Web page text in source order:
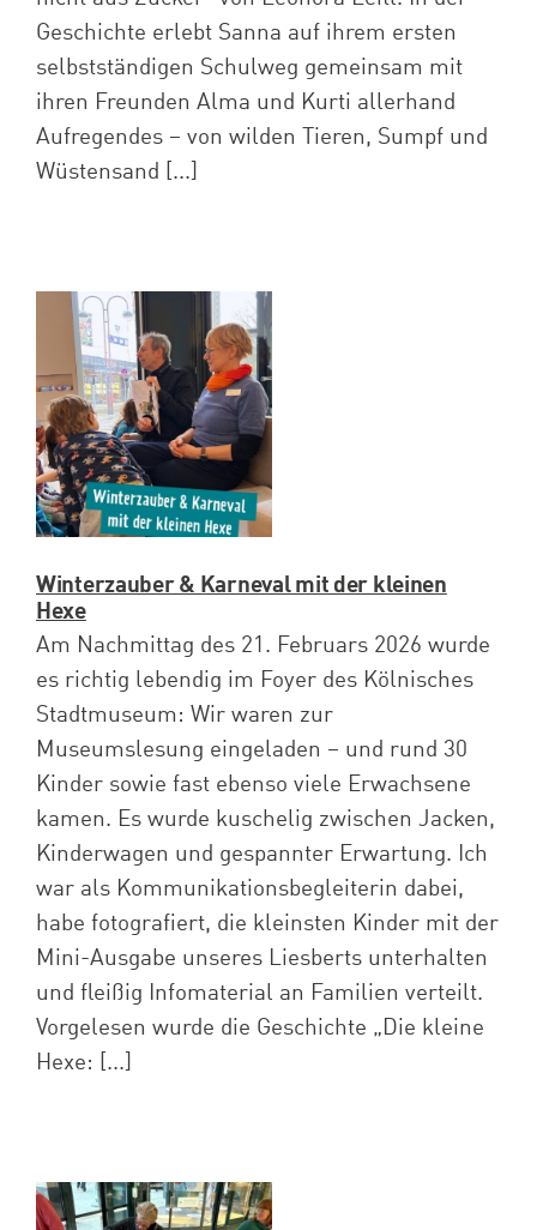
Geschichte erlebt Sanna auf ihrem ersten
selbstständigen Schulweg gemeinsam mit
ihren Freunden Alma und Kurti allerhand
Aufregendes – von wilden Tieren, Sumpf und
Wüstensand [...]
Winterzauber & Karneval mit der kleinen
Hexe
Am Nachmittag des 21. Februars 2026 wurde
es richtig lebendig im Foyer des Kölnisches
Stadtmuseum: Wir waren zur
Museumslesung eingeladen – und rund 30
Kinder sowie fast ebenso viele Erwachsene
kamen. Es wurde kuschelig zwischen Jacken,
Kinderwagen und gespannter Erwartung. Ich
war als Kommunikationsbegleiterin dabei,
habe fotografiert, die kleinsten Kinder mit der
Mini-Ausgabe unseres Liesberts unterhalten
und fleißig Infomaterial an Familien verteilt.
Vorgelesen wurde die Geschichte „Die kleine
Hexe: [...]